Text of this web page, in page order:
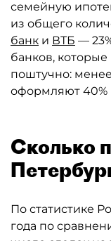
семейную
из общего
банк и ВТБ —
банков,
поштучно:
оформляют 40%
Сколько
По статистике
года по